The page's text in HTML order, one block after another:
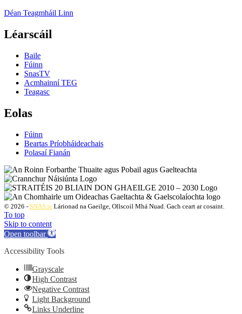
Déan Teagmháil Linn
Léarscáil
Baile
Fúinn
SnasTV
Acmhainní TEG
Teagasc
Eolas
Fúinn
Beartas Príobháideachais
Polasaí Fianán
© 2026 - SNAS.ie Lárionad na Gaeilge, Ollscoil Mhá Nuad. Gach ceart ar cosaint.
To top
Skip to content
Open toolbar
Accessibility Tools
Grayscale
High Contrast
Negative Contrast
Light Background
Links Underline